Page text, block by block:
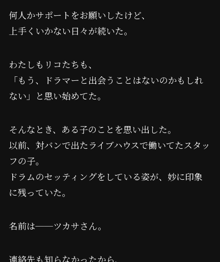
何人かサポートをお願いしたけど、
上手くいかない日々が続いた。
わたしもリコたちも、
「もう、ドラマーと出会うことはないのかもしれ
ない」と思い始めてた。
そんなとき、ある子のことを思い出した。
以前、対バンで出たライブハウスで働いてたスタッ
フの子。
ドラムのセッティングをしている姿が、妙に印象
に残っていた。
名前は──ツカサさん。
連絡先も知らなかったから、